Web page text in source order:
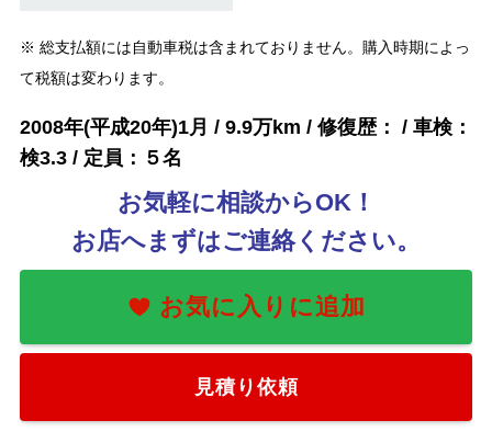
※ 総支払額には自動車税は含まれておりません。購入時期によっ
て税額は変わります。
2008年(平成20年)1月 / 9.9万km / 修復歴： / 車検：
検3.3 / 定員：５名
お気軽に相談からOK！
お店へまずはご連絡ください。
お気に入りに追加
見積り依頼